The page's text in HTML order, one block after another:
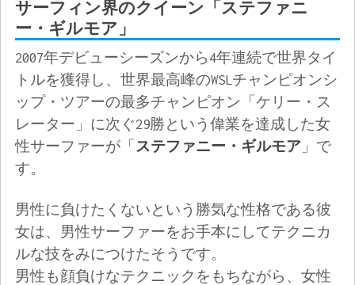
サーフィン界のクイーン「ステファニ
ー・ギルモア」
2007年デビューシーズンから4年連続で世界タイ
トルを獲得し、世界最高峰のWSLチャンピオンシ
ップ・ツアーの最多チャンピオン「ケリー・ス
レーター」に次ぐ29勝という偉業を達成した女
性サーファーが「 ステファニー・ギルモア」で
す。
男性に負けたくないという勝気な性格である彼
女は、男性サーファーをお手本にしてテクニカ
ルな技をみにつけたそうです。
男性も顔負けなテクニックをもちながら、女性